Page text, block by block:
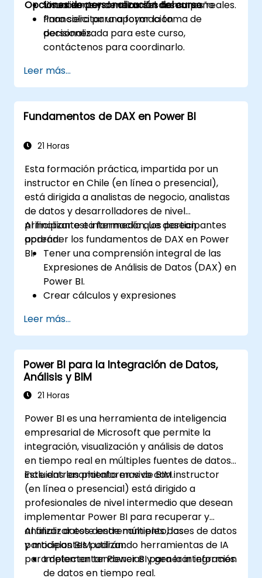
Visualizar tendencias del desempeño
financiero para apoyar la toma de
decisiones.
financieros y de recursos humanos reales.
Opciones de personalización del curso
Para solicitar una formación
personalizada para este curso,
contáctenos para coordinarlo.
Leer más...
Fundamentos de DAX en Power BI
21 Horas
Esta formación práctica, impartida por un
instructor en Chile (en línea o presencial),
está dirigida a analistas de negocio, analistas
de datos y desarrolladores de nivel
principiante e intermedio que desean
aprender los fundamentos de DAX en Power
BI.
Al finalizar esta formación, los participantes
podrán:
Tener una comprensión integral de las
Expresiones de Análisis de Datos (DAX) en
Power BI.
Crear cálculos y expresiones
datos y obtener información valiosa.
Aprender las mejores prácticas para
optimizar el rendimiento de DAX.
Leer más...
Power BI para la Integración de Datos,
Análisis y BIM
21 Horas
Power BI es una herramienta de inteligencia
empresarial de Microsoft que permite la
integración, visualización y análisis de datos
en tiempo real en múltiples fuentes de datos,
incluidas las plataformas de BIM.
Este entrenamiento en vivo con instructor
(en línea o presencial) está dirigido a
profesionales de nivel intermedio que desean
implementar Power BI para recuperar y
analizar datos desde múltiples bases de datos
y modelos BIM, utilizando herramientas de IA
para detectar tendencias y generar informes.
Al finalizar este entrenamiento, los
participantes podrán:
Implementar Power BI para la integración
de datos en tiempo real.